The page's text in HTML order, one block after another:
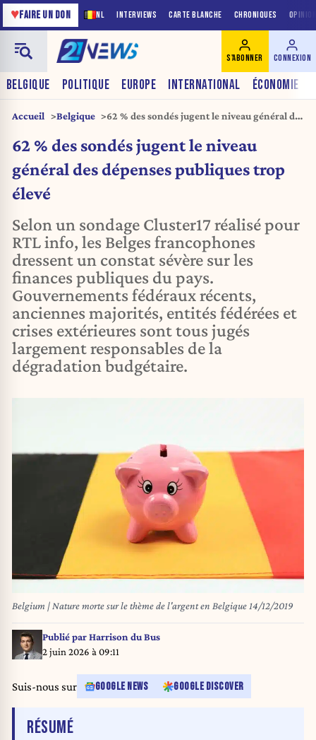
NL INTERVIEWS CARTE BLANCHE CHRONIQUES
♥FAIRE UN DON
BELGIQUE POLITIQUE EUROPE INTERNATIONAL ÉCONOMIE
S'ABONNER CONNEXION
Accueil Belgique
62 % des sondés jugent le niveau général des
62 % des sondés jugent le niveau
général des dépenses publiques trop
élevé
Selon un sondage Cluster17 réalisé pour
RTL info, les Belges francophones
dressent un constat sévère sur les
finances publiques du pays.
Gouvernements fédéraux récents,
anciennes majorités, entités fédérées et
crises extérieures sont tous jugés
largement responsables de la
dégradation budgétaire.
Belgium | Nature morte sur le thème de l'argent en Belgique 14/12/2019
Publié parHarrison du Bus
2 juin 2026 à 09:11
Suis-nous sur GOOGLE NEWS GOOGLE DISCOVER
RÉSUMÉDE L'ARTICLE